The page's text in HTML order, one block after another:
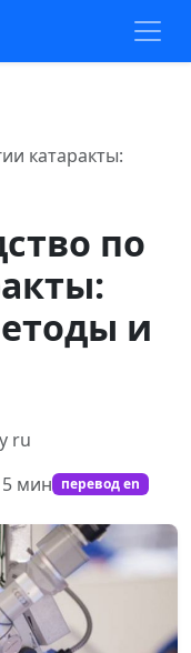
катаракты:
по
и
ru
мин перевод en